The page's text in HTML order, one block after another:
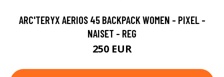
ARC'TERYX AERIOS 45 BACKPACK WOMEN - PIXEL -
NAISET - REG
250 EUR